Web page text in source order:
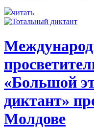
читать
«Большой
диктант»
Молдове